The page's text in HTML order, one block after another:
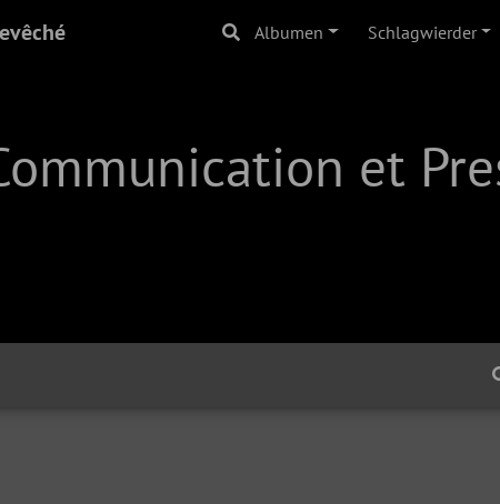
Albumen Schlagwierder
et